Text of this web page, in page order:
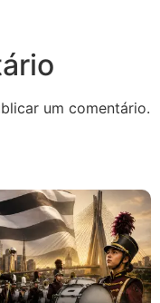
um comentário.